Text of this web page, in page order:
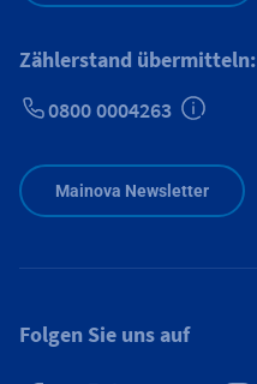
Zählerstand übermitteln:
0800 0004263
Mainova Newsletter
Folgen Sie uns auf